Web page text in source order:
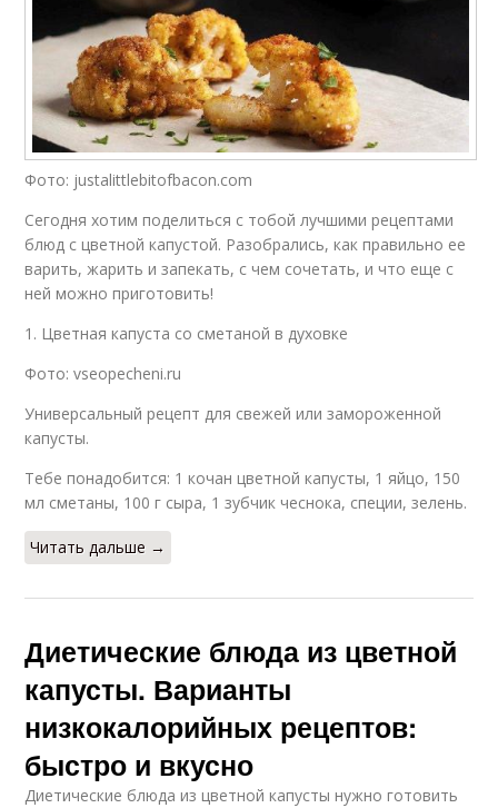
Капусты с фаршем
Рис из цветной
капусты
капусты
капусты
капусте
похудения
Рецепты из цветной
Капуста в
Пюре из цветной
капусты
Фото: justalittlebitofbacon.com
Сегодня хотим поделиться с тобой лучшими рецептами
блюд с цветной капустой. Разобрались, как правильно ее
варить, жарить и запекать, с чем сочетать, и что еще с
ней можно приготовить!
1. Цветная капуста со сметаной в духовке
Фото: vseopecheni.ru
Универсальный рецепт для свежей или замороженной
капусты.
Тебе понадобится: 1 кочан цветной капусты, 1 яйцо, 150
мл сметаны, 100 г сыра, 1 зубчик чеснока, специи, зелень.
Читать дальше →
Диетические блюда из цветной
капусты. Варианты
низкокалорийных рецептов:
быстро и вкусно
Диетические блюда из цветной капусты нужно готовить